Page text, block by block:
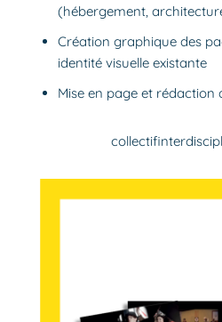
(hébergement,
Création graphique des
identité visuelle existante
Mise en page et rédaction